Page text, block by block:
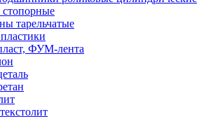
стопорные
тарельчатые
ФУМ-лента